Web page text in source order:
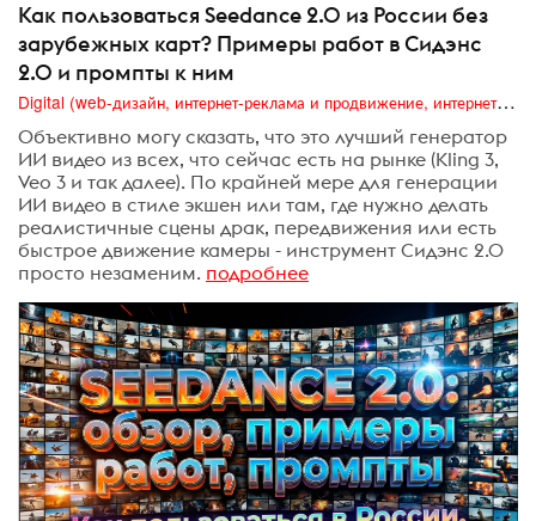
Как пользоваться Seedance 2.0 из России без
зарубежных карт? Примеры работ в Сидэнс
2.0 и промпты к ним
Digital (web-дизайн, интернет-реклама и продвижение, интернет-сообщества и блоги, интернет-коммуникации, мобильный маркетинг, реклама на цифровых экранах)
Объективно могу сказать, что это лучший генератор
ИИ видео из всех, что сейчас есть на рынке (Kling 3,
Veo 3 и так далее). По крайней мере для генерации
ИИ видео в стиле экшен или там, где нужно делать
реалистичные сцены драк, передвижения или есть
быстрое движение камеры - инструмент Сидэнс 2.0
просто незаменим. подробнее